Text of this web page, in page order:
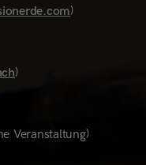
)
)
Veranstaltung)